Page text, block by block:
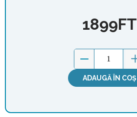
1899FT
ADAUGĂ ÎN COȘ